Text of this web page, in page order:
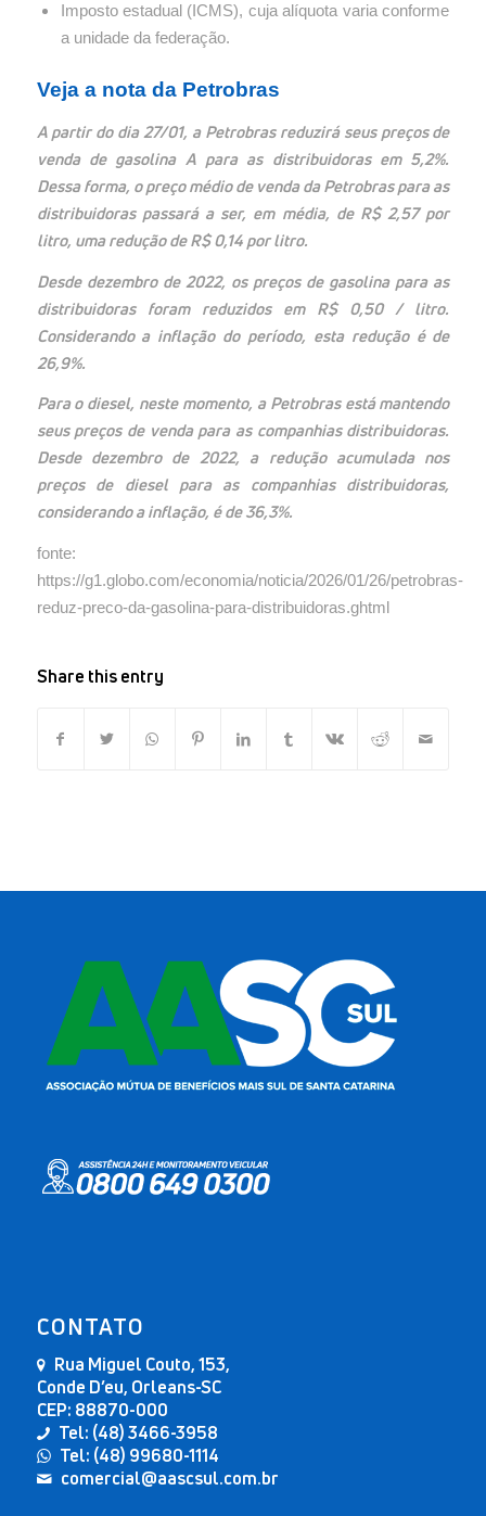
Imposto estadual (ICMS), cuja alíquota varia conforme
a unidade da federação.
Veja a nota da Petrobras
A partir do dia 27/01, a Petrobras reduzirá seus preços de
venda de gasolina A para as distribuidoras em 5,2%.
Dessa forma, o preço médio de venda da Petrobras para as
distribuidoras passará a ser, em média, de R$ 2,57 por
litro, uma redução de R$ 0,14 por litro.
Desde dezembro de 2022, os preços de gasolina para as
distribuidoras foram reduzidos em R$ 0,50 / litro.
Considerando a inflação do período, esta redução é de
26,9%.
Para o diesel, neste momento, a Petrobras está mantendo
seus preços de venda para as companhias distribuidoras.
Desde dezembro de 2022, a redução acumulada nos
preços de diesel para as companhias distribuidoras,
considerando a inflação, é de 36,3%.
fonte:
https://g1.globo.com/economia/noticia/2026/01/26/petrobras-
reduz-preco-da-gasolina-para-distribuidoras.ghtml
Share this entry
CONTATO
Rua Miguel Couto, 153,
Conde D’eu, Orleans-SC
CEP: 88870-000
Tel: (48) 3466-3958
Tel: (48) 99680-1114
comercial@aascsul.com.br